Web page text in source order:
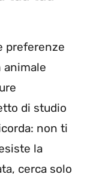
preferenze
animale
di studio
non ti
la
cerca solo